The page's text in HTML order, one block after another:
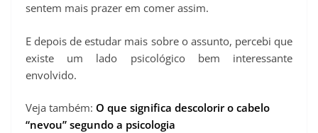
sentem mais prazer em comer assim.
E depois de estudar mais sobre o assunto, percebi que
existe um lado psicológico bem interessante
envolvido.
Veja também: O que significa descolorir o cabelo
“nevou” segundo a psicologia